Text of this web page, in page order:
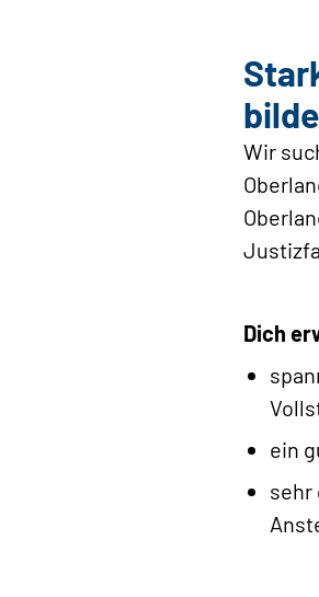
Wir
Dich
ein
sehr